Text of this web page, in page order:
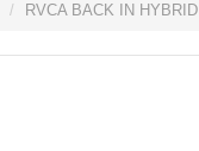
RVCA BACK IN HYBRID